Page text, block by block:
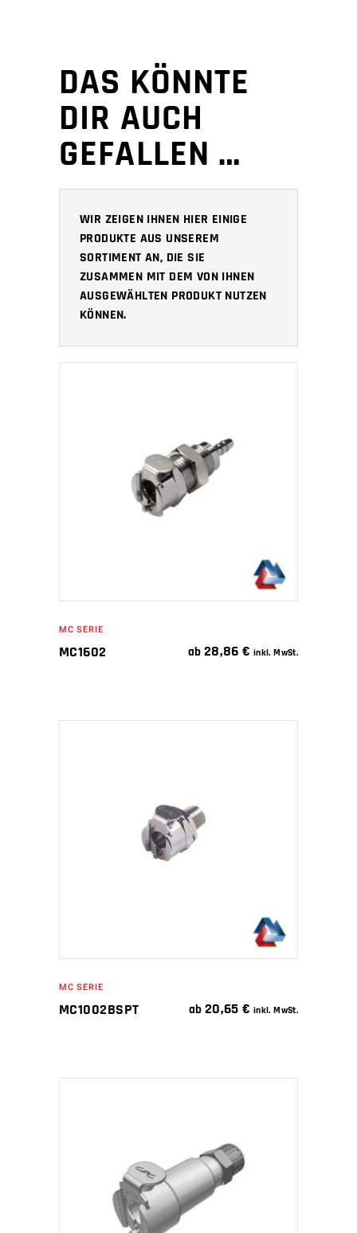
DAS KÖNNTE
DIR AUCH
GEFALLEN …
WIR ZEIGEN IHNEN HIER EINIGE
PRODUKTE AUS UNSEREM
SORTIMENT AN, DIE SIE
ZUSAMMEN MIT DEM VON IHNEN
AUSGEWÄHLTEN PRODUKT NUTZEN
KÖNNEN.
IN DEN WARENKORB
MC SERIE
MC1602 ab 28,86€ inkl. MwSt.
IN DEN WARENKORB
MC SERIE
MC1002BSPT ab 20,65€ inkl. MwSt.
IN DEN WARENKORB